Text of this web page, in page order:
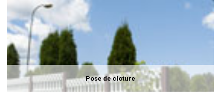
Pose de cloture